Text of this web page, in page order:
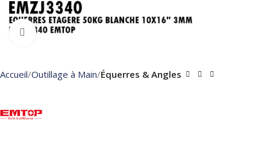
Click to enlarge
Accueil Outillage à Main Équerres & Angles